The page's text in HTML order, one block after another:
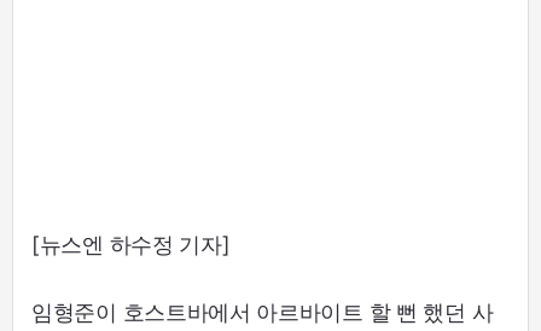
[뉴스엔 하수정 기자]
임형준이 호스트바에서 아르바이트 할 뻔 했던 사